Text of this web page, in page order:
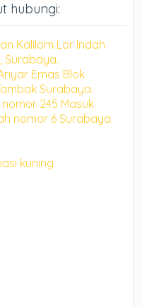
hubungi:
Kalilom Lor Indah
Surabaya.
Emas Blok
Surabaya.
245 Masuk
nomor 6 Surabaya.
kuning